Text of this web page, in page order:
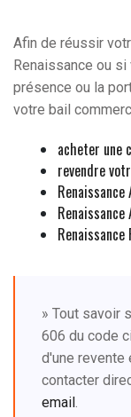
Afin de réussir
Renaissance ou
présence ou la
votre bail
acheter une
revendre
» Tout savoir
606 du code
d'une revente
contacter
email